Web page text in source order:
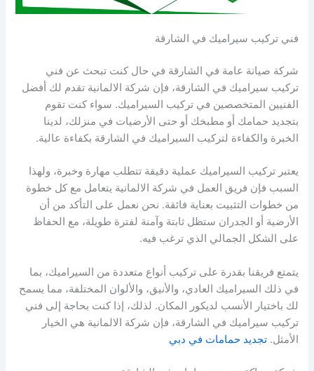
فني تركيب سيراميك في الشارقة
شركة صيانة عامة في الشارقة في حال كنت تبحث عن فني
تركيب سيراميك في الشارقة، فإن شركة الالمانية تقدم لك أفضل
الفنيين المتخصصين في تركيب السيراميك. سواء كنت تقوم
بتجديد حمامك أو مطبخك أو حتى الأرضيات في منزلك، لدينا
الخبرة والكفاءة لتركيب السيراميك في الشارقة بكفاءة عالية.
يعتبر تركيب السيراميك عملية دقيقة تتطلب مهارة وخبرة، ولهذا
السبب فإن فريق العمل في شركة الالمانية يتعامل مع كل خطوة
من خطوات التثبيت بعناية فائقة. نحن نعمل على التأكد من أن
الأرضية أو الجدران ستظل ثابتة وآمنة لفترة طويلة، مع الحفاظ
على الشكل الجمالي الذي ترغب فيه.
يتمتع فريقنا بقدرة على تركيب أنواع متعددة من السيراميك، بما
في ذلك السيراميك العادي، والأنيق، والألوان المختلفة، مما يسمح
لك باختيار الأنسب لديكور المكان. لذلك، إذا كنت بحاجة إلى فني
تركيب سيراميك في الشارقة، فإن شركة الالمانية هي الخيار
الأمثل.تجديد حمامات في دبي